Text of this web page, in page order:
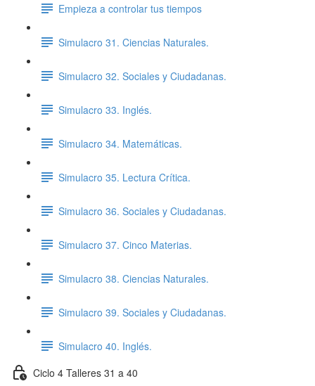
Empieza a controlar tus tiempos
Simulacro 31. Ciencias Naturales.
Simulacro 32. Sociales y Ciudadanas.
Simulacro 33. Inglés.
Simulacro 34. Matemáticas.
Simulacro 35. Lectura Crítica.
Simulacro 36. Sociales y Ciudadanas.
Simulacro 37. Cinco Materias.
Simulacro 38. Ciencias Naturales.
Simulacro 39. Sociales y Ciudadanas.
Simulacro 40. Inglés.
Ciclo 4 Talleres 31 a 40